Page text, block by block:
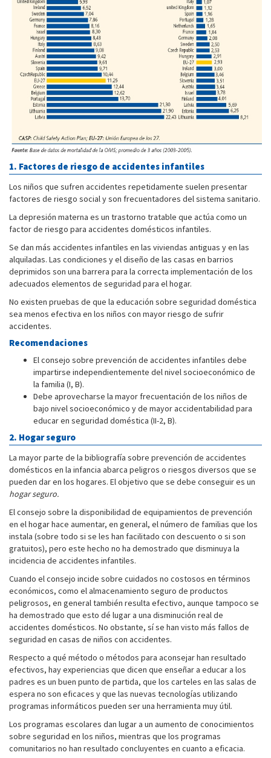
1. Factores de riesgo de accidentes infantiles
Los niños que sufren accidentes repetidamente suelen presentar
factores de riesgo social y son frecuentadores del sistema sanitario.
La depresión materna es un trastorno tratable que actúa como un
factor de riesgo para accidentes domésticos infantiles.
Se dan más accidentes infantiles en las viviendas antiguas y en las
alquiladas. Las condiciones y el diseño de las casas en barrios
deprimidos son una barrera para la correcta implementación de los
adecuados elementos de seguridad para el hogar.
No existen pruebas de que la educación sobre seguridad doméstica
sea menos efectiva en los niños con mayor riesgo de sufrir
accidentes.
Recomendaciones
El consejo sobre prevención de accidentes infantiles debe
impartirse independientemente del nivel socioeconómico de
la familia (I, B).
Debe aprovecharse la mayor frecuentación de los niños de
bajo nivel socioeconómico y de mayor accidentabilidad para
educar en seguridad doméstica (II-2, B).
2. Hogar seguro
La mayor parte de la bibliografía sobre prevención de accidentes
domésticos en la infancia abarca peligros o riesgos diversos que se
pueden dar en los hogares. El objetivo que se debe conseguir es un
hogar seguro.
El consejo sobre la disponibilidad de equipamientos de prevención
en el hogar hace aumentar, en general, el número de familias que los
instala (sobre todo si se les han facilitado con descuento o si son
gratuitos), pero este hecho no ha demostrado que disminuya la
incidencia de accidentes infantiles.
Cuando el consejo incide sobre cuidados no costosos en términos
económicos, como el almacenamiento seguro de productos
peligrosos, en general también resulta efectivo, aunque tampoco se
ha demostrado que esto dé lugar a una disminución real de
accidentes domésticos. No obstante, sí se han visto más fallos de
seguridad en casas de niños con accidentes.
Respecto a qué método o métodos para aconsejar han resultado
efectivos, hay experiencias que dicen que enseñar a educar a los
padres es un buen punto de partida, que los carteles en las salas de
espera no son eficaces y que las nuevas tecnologías utilizando
programas informáticos pueden ser una herramienta muy útil.
Los programas escolares dan lugar a un aumento de conocimientos
sobre seguridad en los niños, mientras que los programas
comunitarios no han resultado concluyentes en cuanto a eficacia.